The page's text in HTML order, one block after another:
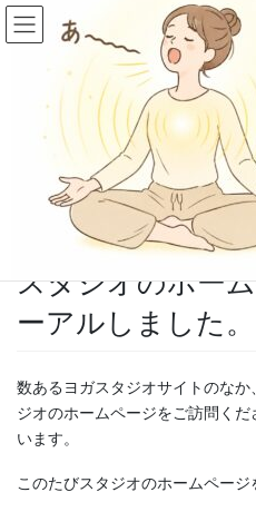
コ
ン
ナ
ビ
インフォ
インフォメーション
スタジオのホームページをリニューアル
2014年7月25日 / 最終更新日時 :2014
スタジオのホー
ーアルしました。
数あるヨガスタジオサイトのな
ジオのホームページをご訪問く
います。
このたびスタジオのホームページ
**「自分の声と一つになる
音は、 私たちの振動を変化させ
2026年8月6日